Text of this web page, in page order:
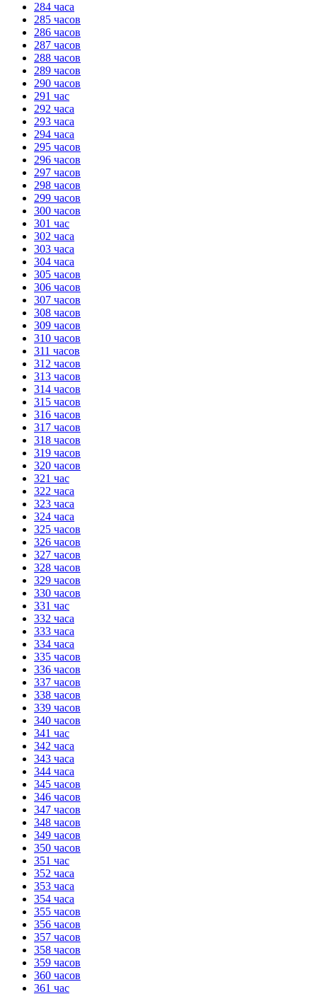
284 часа
285 часов
286 часов
287 часов
288 часов
289 часов
290 часов
291 час
292 часа
293 часа
294 часа
295 часов
296 часов
297 часов
298 часов
299 часов
300 часов
301 час
302 часа
303 часа
304 часа
305 часов
306 часов
307 часов
308 часов
309 часов
310 часов
311 часов
312 часов
313 часов
314 часов
315 часов
316 часов
317 часов
318 часов
319 часов
320 часов
321 час
322 часа
323 часа
324 часа
325 часов
326 часов
327 часов
328 часов
329 часов
330 часов
331 час
332 часа
333 часа
334 часа
335 часов
336 часов
337 часов
338 часов
339 часов
340 часов
341 час
342 часа
343 часа
344 часа
345 часов
346 часов
347 часов
348 часов
349 часов
350 часов
351 час
352 часа
353 часа
354 часа
355 часов
356 часов
357 часов
358 часов
359 часов
360 часов
361 час